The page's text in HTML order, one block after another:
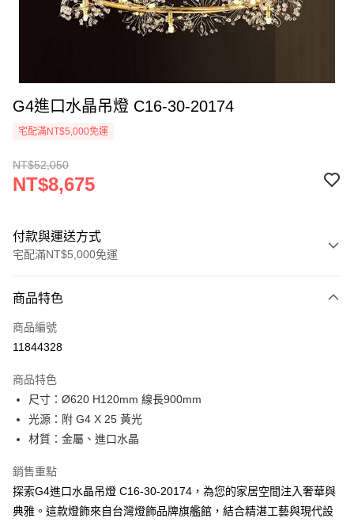
G4進口水晶吊燈 C16-30-20174
宅配滿NT$5,000免運
NT$52,050
NT$8,675
付款與運送方式
宅配滿NT$5,000免運
信用卡一次付款
LINE Pay
街口支付
悠遊付
全盈+PAY
AFTEE先享後付
商品特色
商品編號
11844328
商品特色
尺寸：Ø620 H120mm 線長900mm
光源：附 G4 X 25 黃光
材質：金屬、進口水晶
銷售重點
探索G4進口水晶吊燈 C16-30-20174，為您的家居空間注入奢華與
典雅。這款燈飾來自台灣燈飾品牌旗艦館，結合精湛工藝與現代設